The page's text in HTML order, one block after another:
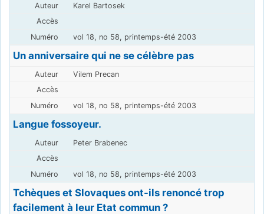
Karel Bartosek
vol 18, no 58, printemps-été 2003
Un anniversaire qui ne se célèbre pas
Vilem Precan
vol 18, no 58, printemps-été 2003
Langue fossoyeur.
Peter Brabenec
vol 18, no 58, printemps-été 2003
Tchèques et Slovaques ont-ils renoncé trop
facilement à leur Etat commun ?